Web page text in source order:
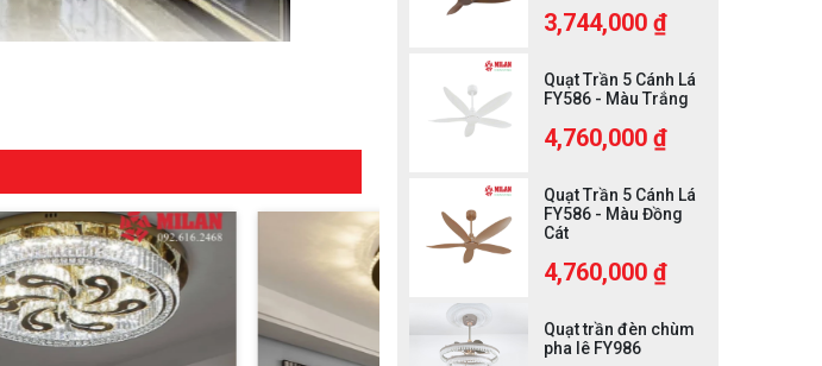
3,744,000 ₫
Quạt Trần 5 Cánh Lá
FY586 - Màu Trắng
4,760,000 ₫
Quạt Trần 5 Cánh Lá
FY586 - Màu Đồng
Cát
4,760,000 ₫
Quạt trần đèn chùm
pha lê FY986